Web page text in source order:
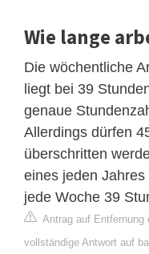
Wie lange
Die wöchentliche
liegt bei 39
genaue
Allerdings dürfen
überschritten
eines jeden
jede Woche 39
Antrag auf Entfernung
vollständige Antwort auf